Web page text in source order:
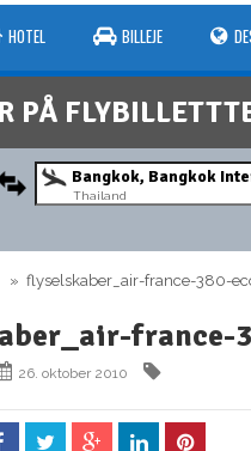
HOTEL BILLEJE
PÅ
Thailand
flyselskaber_air-france-380-
france-
26. oktober 2010